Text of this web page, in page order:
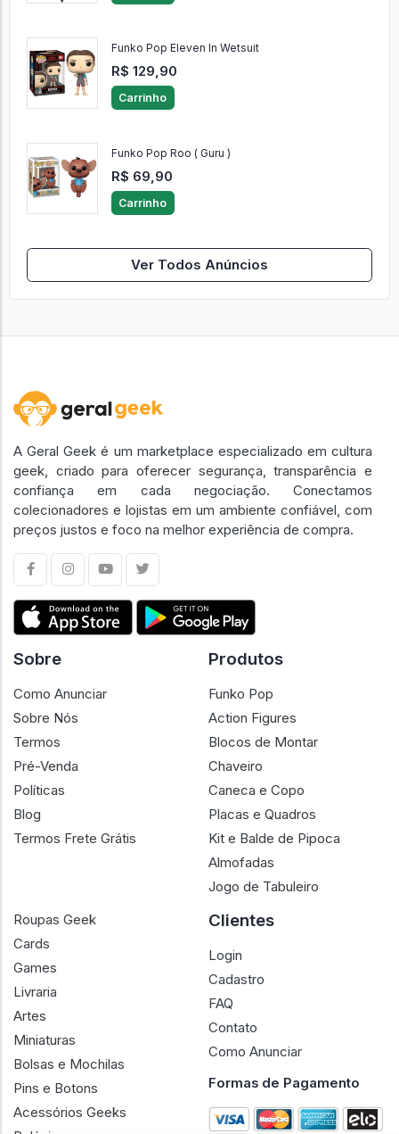
Funko Pop Eleven In Wetsuit
R$ 129,90
Carrinho
Funko Pop Roo ( Guru )
R$ 69,90
Carrinho
Ver Todos Anúncios
A Geral Geek é um marketplace especializado em cultura
geek, criado para oferecer segurança, transparência e
confiança em cada negociação. Conectamos
colecionadores e lojistas em um ambiente confiável, com
preços justos e foco na melhor experiência de compra.
Sobre
Como Anunciar
Sobre Nós
Termos
Pré-Venda
Políticas
Blog
Termos Frete Grátis
Produtos
Funko Pop
Action Figures
Blocos de Montar
Chaveiro
Caneca e Copo
Placas e Quadros
Kit e Balde de Pipoca
Almofadas
Jogo de Tabuleiro
Roupas Geek
Cards
Games
Livraria
Artes
Miniaturas
Bolsas e Mochilas
Pins e Botons
Acessórios Geeks
Clientes
Login
Cadastro
FAQ
Contato
Como Anunciar
Formas de Pagamento